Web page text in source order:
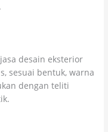
desain eksterior
sesuai bentuk, warna
dengan teliti